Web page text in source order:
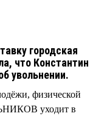
городская
что Константин
увольнении.
физической
уходит в